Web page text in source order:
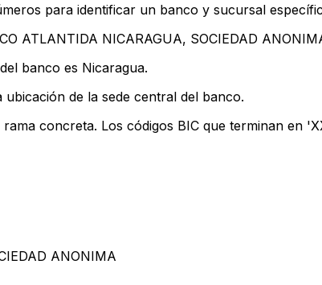
para identificar un banco y sucursal
ATLANTIDA NICARAGUA, SOCIEDAD
banco es Nicaragua.
ubicación de la sede central del banco.
concreta. Los códigos BIC que terminan en
ANONIMA